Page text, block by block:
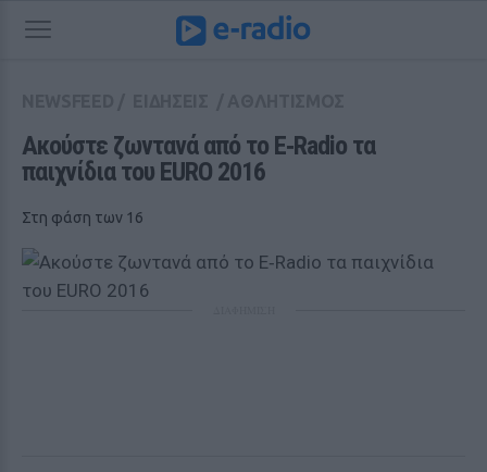
Ακούστε ζωντανά από το Ε‑Radio τα
παιχνίδια του EURO 2016
Στη φάση των 16